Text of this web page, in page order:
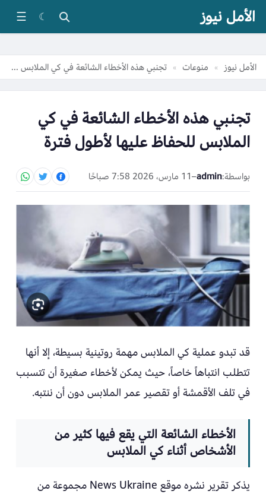
الأمل نيوز ☾
☰
الأمل نيوز » منوعات » تجنبي هذه الأخطاء الشائعة في كي الملابس للحفاظ عليها لأطول فترة
تجنبي هذه الأخطاء الشائعة في كي
الملابس للحفاظ عليها لأطول فترة
بواسطة:admin
–11 مارس، 2026 7:58 صباحًا
قد تبدو عملية كي الملابس مهمة روتينية بسيطة، إلا أنها
تتطلب انتباهاً خاصاً، حيث يمكن لأخطاء صغيرة أن تتسبب
في تلف الأقمشة أو تقصير عمر الملابس دون أن ننتبه.
الأخطاء الشائعة التي يقع فيها كثير من
الأشخاص أثناء كي الملابس
يذكر تقرير نشره موقع News Ukraine مجموعة من